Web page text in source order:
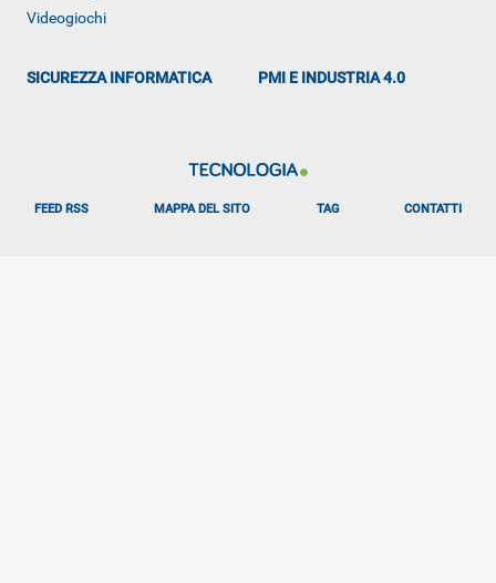
Videogiochi
SICUREZZA INFORMATICA PMI E INDUSTRIA 4.0
FEED RSS MAPPA DEL SITO TAG CONTATTI